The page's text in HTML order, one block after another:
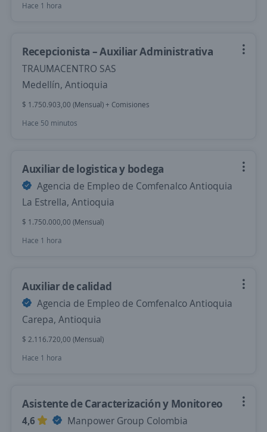
Hace 1 hora
Recepcionista – Auxiliar Administrativa
TRAUMACENTRO SAS
Medellín, Antioquia
$ 1.750.903,00 (Mensual) + Comisiones
Hace 50 minutos
Auxiliar de logistica y bodega
Agencia de Empleo de Comfenalco Antioquia
La Estrella, Antioquia
$ 1.750.000,00 (Mensual)
Hace 1 hora
Auxiliar de calidad
Agencia de Empleo de Comfenalco Antioquia
Carepa, Antioquia
$ 2.116.720,00 (Mensual)
Hace 1 hora
Asistente de Caracterización y Monitoreo
4,6
Manpower Group Colombia